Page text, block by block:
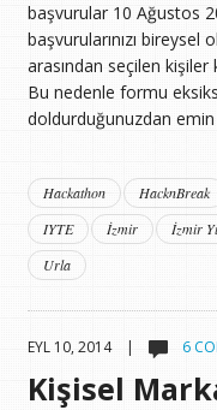
başvurular 10 Ağustos
başvurularınızı
arasından seçilen
Bu nedenle formu
doldurduğunuzdan
Hackathon HacknBreak
IYTE
İzmir İzmir
Urla
EYL 10, 2014 | 6
Kişisel